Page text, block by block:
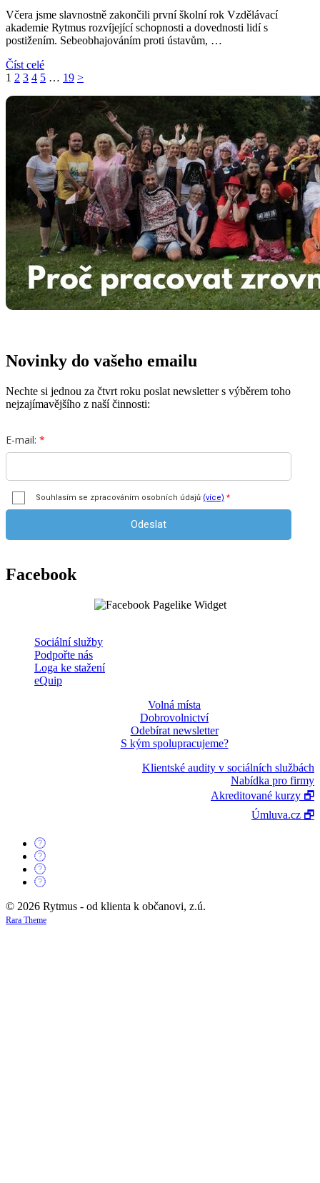
Včera jsme slavnostně zakončili první školní rok Vzdělávací
akademie Rytmus rozvíjející schopnosti a dovednosti lidí s
postižením. Sebeobhajováním proti ústavům, …
Číst celé
Navigace
pro
příspěvky
Stránka
1 Stránka
2 Stránka
3 Stránka
4 Stránka
5 … Stránka
19 >
Novinky do vašeho emailu
Nechte si jednou za čtvrt roku poslat newsletter s výběrem toho
nejzajímavějšího z naší činnosti:
Facebook
Sociální služby
Podpořte nás
Loga ke stažení
eQuip
Volná místa
Dobrovolnictví
Odebírat newsletter
S kým spolupracujeme?
Klientské audity v sociálních službách
Nabídka pro firmy
Akreditované kurzy 🗗
Úmluva.cz 🗗
© 2026 Rytmus - od klienta k občanovi, z.ú.
Rara Theme